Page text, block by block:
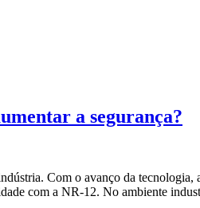
a segurança?
Com o avanço da tecnologia,
com a NR-12. No ambiente